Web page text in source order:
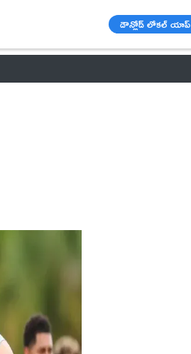
డౌన్లోడ్ లోకల్ యాప్